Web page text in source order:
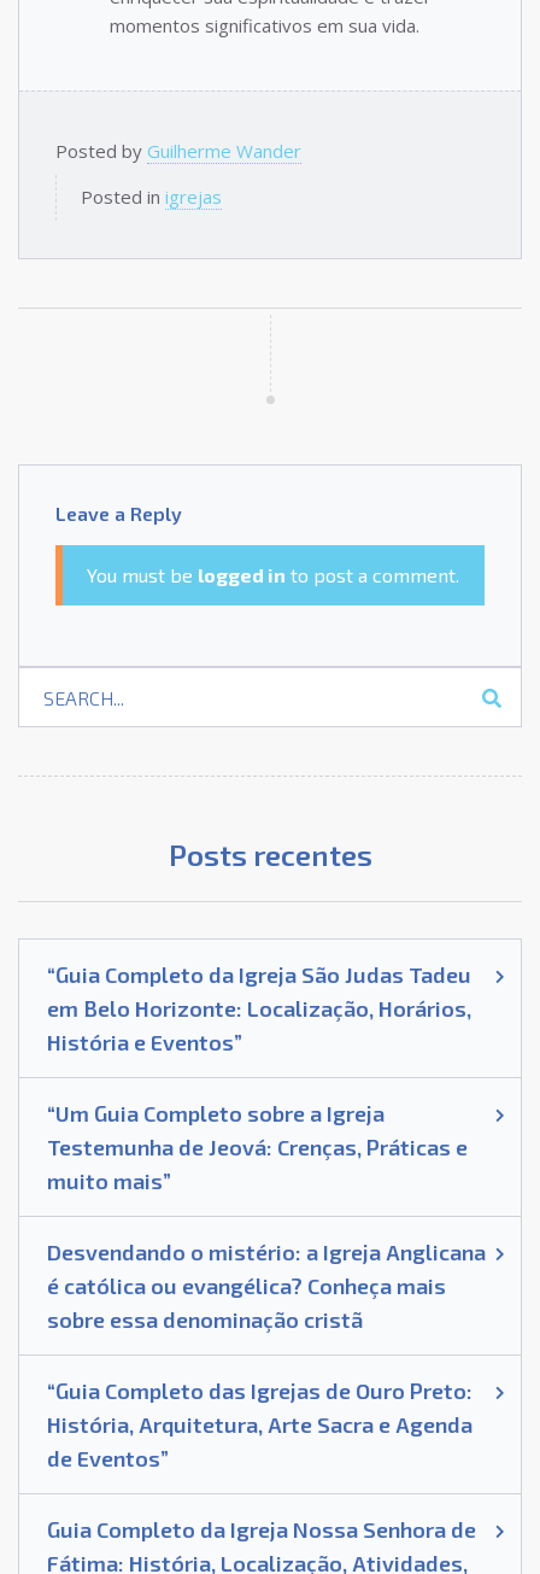
momentos significativos em sua vida.
Posted by Guilherme Wander
Posted in igrejas
Leave a Reply
You must be logged in to post a comment.
Posts recentes
“Guia Completo da Igreja São Judas Tadeu
em Belo Horizonte: Localização, Horários,
História e Eventos”
“Um Guia Completo sobre a Igreja
Testemunha de Jeová: Crenças, Práticas e
muito mais”
Desvendando o mistério: a Igreja Anglicana
é católica ou evangélica? Conheça mais
sobre essa denominação cristã
“Guia Completo das Igrejas de Ouro Preto:
História, Arquitetura, Arte Sacra e Agenda
de Eventos”
Guia Completo da Igreja Nossa Senhora de
Fátima: História, Localização, Atividades,